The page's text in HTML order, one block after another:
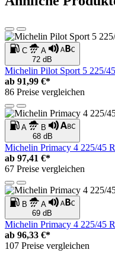
C
A
72 dB
Michelin Pilot Sport 5 225/
ab 91,99 €*
86 Preise vergleichen
A
B
68 dB
Michelin Primacy 4 225/45
ab 97,41 €*
67 Preise vergleichen
B
A
69 dB
Michelin Primacy 4 225/45
ab 96,33 €*
107 Preise vergleichen